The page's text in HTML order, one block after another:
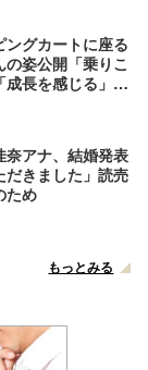
グカートに座る
姿公開「乗りこ
長を感じる」の
奈アナ、結婚発表
だきました」読売
ため
もっとみる